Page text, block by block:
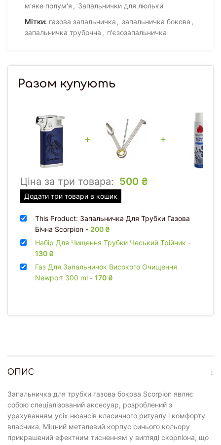
м'яке полум'я , Запальнички для люльки
Мітки: газова запальничка , запальничка бокова ,
запальничка трубочна , п'єзозапальничка
ОПИС
Запальничка для трубки газова бокова Scorpion являє
собою спеціалізований аксесуар, розроблений з
урахуванням усіх нюансів класичного ритуалу і комфорту
власника. Міцний металевий корпус синього кольору
прикрашений ефектним тисненням у вигляді скорпіона, що
Разом купують
+ +
Ціна за три товара: 500 ₴
Додати три товари в кошик
This Product: Запальничка Для Трубки Газова
Бічна Scorpion - 200 ₴
Набір Для Чищення Трубки Чеський Трійник -
130 ₴
Газ Для Запальничок Високого Очищення
Newport 300 ml - 170 ₴